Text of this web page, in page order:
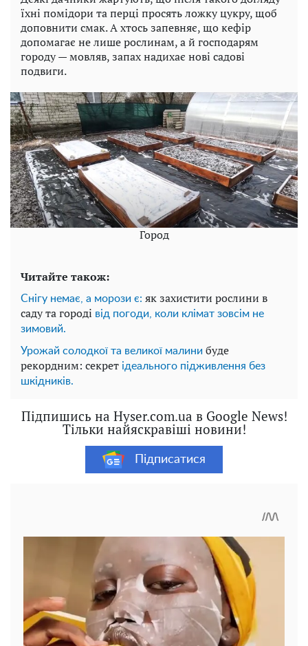
їхні помідори та перці просять ложку цукру, щоб
доповнити смак. А хтось запевняє, що кефір
допомагає не лише рослинам, а й господарям
городу — мовляв, запах надихає нові садові
подвиги.
Город
Читайте також:
Снігу немає, а морози є: як захистити рослини в
саду та городі від погоди, коли клімат зовсім не
зимовий.
Урожай солодкої та великої малини буде
рекордним: секрет ідеального підживлення без
шкідників.
Підпишись на Hyser.com.ua в Google News!
Тільки найяскравіші новини!
Підписатися